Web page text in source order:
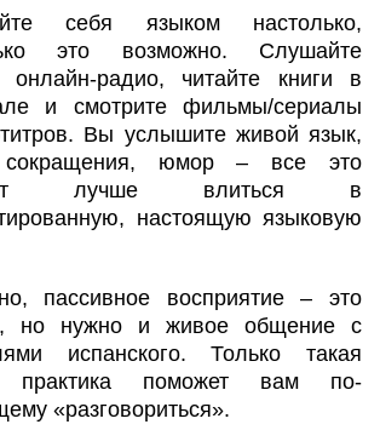
себя языком настолько,
это возможно. Слушайте
онлайн-радио, читайте книги в
и смотрите фильмы/сериалы
Вы услышите живой язык,
сокращения, юмор – все это
лучше влиться в
настоящую языковую
пассивное восприятие – это
но нужно и живое общение с
испанского. Только такая
практика поможет вам по-
«разговориться».